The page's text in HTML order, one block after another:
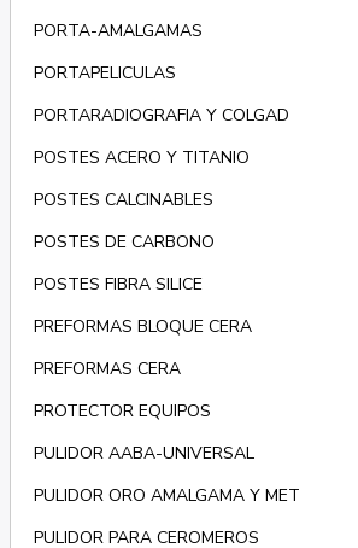
PORTA-AMALGAMAS
PORTAPELICULAS
PORTARADIOGRAFIA Y COLGAD
POSTES ACERO Y TITANIO
POSTES CALCINABLES
POSTES DE CARBONO
POSTES FIBRA SILICE
PREFORMAS BLOQUE CERA
PREFORMAS CERA
PROTECTOR EQUIPOS
PULIDOR AABA-UNIVERSAL
PULIDOR ORO AMALGAMA Y MET
PULIDOR PARA CEROMEROS